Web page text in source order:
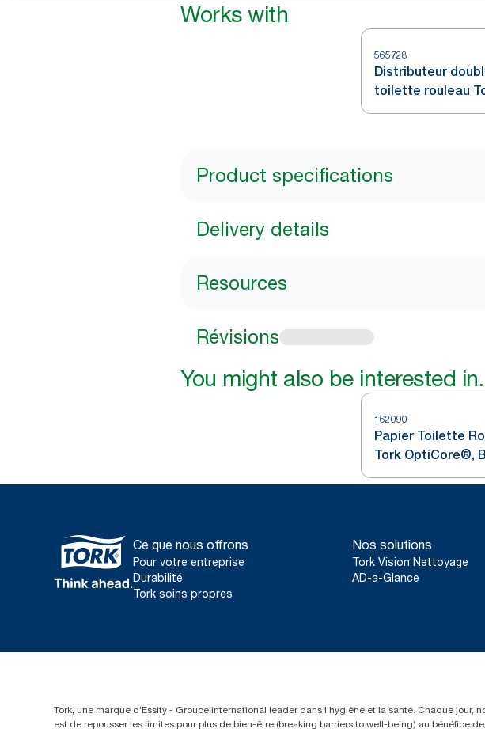
Works with
565728
Distributeur
toilette rouleau
Noir T11
Product specifications
Delivery details
Resources
Révisions
You might also be interested
162090
Papier Toilette
Tork OptiCore®,
Ce que nous offrons
Pour votre entreprise
Durabilité
Tork soins propres
Nos solutions
Tork Vision Nettoyage
AD-a-Glance
Tork, une marque d'Essity - Groupe international leader dans l'hygiène et la santé. Chaque
est de repousser les limites pour plus de bien-être (breaking barriers to well-being) au bénéfice